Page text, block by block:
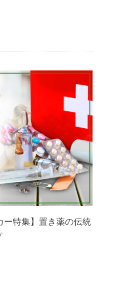
ー特集】置き薬の伝統